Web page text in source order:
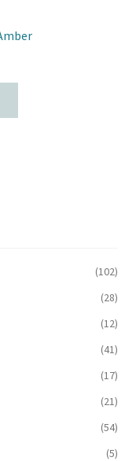
(102)
(28)
(12)
(41)
(17)
(21)
(54)
(5)